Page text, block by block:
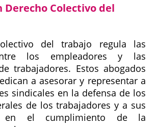
Derecho Colectivo del
del trabajo regula las
los empleadores y las
trabajadores. Estos abogados
a asesorar y representar a
sindicales en la defensa de los
de los trabajadores y a sus
en el cumplimiento de la